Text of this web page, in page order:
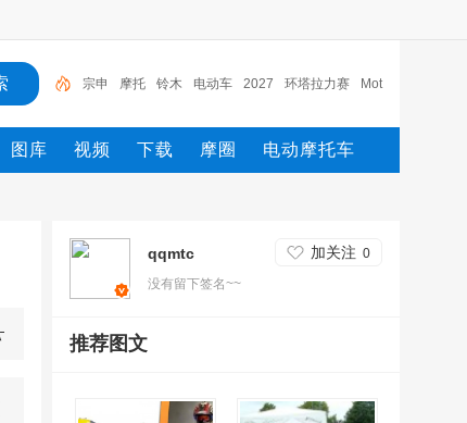
宗申 摩托 铃木 电动车 2027 环塔拉力赛 Mot
o2 MXGP Moto3 yamaha
图库 视频 下载 摩圈 电动摩托车
qqmtc 加关注 0
没有留下签名~~
推荐图文